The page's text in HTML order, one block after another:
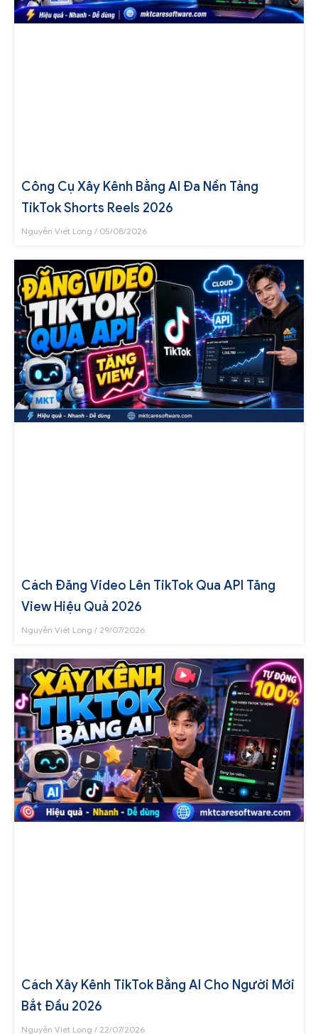
Công Cụ Xây Kênh Bằng AI Đa Nền Tảng
TikTok Shorts Reels 2026
Nguyễn Viết Long 05/08/2026
Cách Đăng Video Lên TikTok Qua API Tăng
View Hiệu Quả 2026
Nguyễn Viết Long 29/07/2026
Cách Xây Kênh TikTok Bằng AI Cho Người Mới
Bắt Đầu 2026
Nguyễn Viết Long 22/07/2026